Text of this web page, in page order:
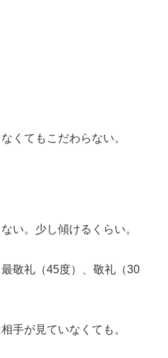
くてもこだわらない。
い。少し傾けるくらい。
敬礼（45度）、敬礼（30
手が見ていなくても。